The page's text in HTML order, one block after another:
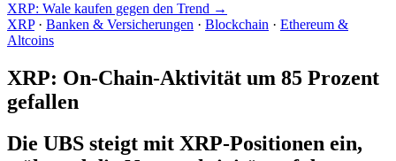
XRP: Wale kaufen gegen den Trend →
XRP · Banken & Versicherungen · Blockchain · Ethereum &
Altcoins
XRP: On-Chain-Aktivität um 85 Prozent
gefallen
Die UBS steigt mit XRP-Positionen ein,